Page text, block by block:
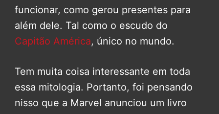
funcionar, como gerou presentes para
além dele. Tal como o escudo do
Capitão América, único no mundo.
Tem muita coisa interessante em toda
essa mitologia. Portanto, foi pensando
nisso que a Marvel anunciou um livro